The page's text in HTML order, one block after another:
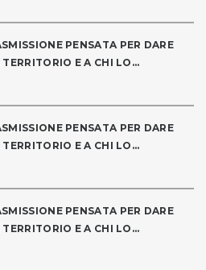
PENSATA PER DARE
E A CHI LO...
PENSATA PER DARE
E A CHI LO...
PENSATA PER DARE
E A CHI LO...